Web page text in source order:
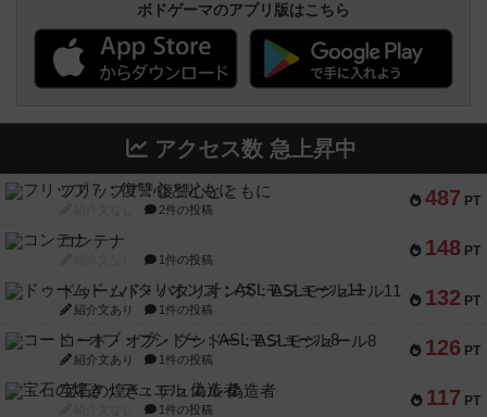
ボドゲーマのアプリ版はこちら
アクセス数 急上昇中
487 PT
フリップ７：復讐心とともに
2件の投稿
148 PT
コンテナ
1件の投稿
132 PT
ドゥームド・バタリオンズ：ASLモジュール11
紹介文あり 1件の投稿
126 PT
コード・オブ・ブシドー：ASLモジュール8
紹介文あり 1件の投稿
117 PT
宝石の煌き：デュエル 偽造者
1件の投稿